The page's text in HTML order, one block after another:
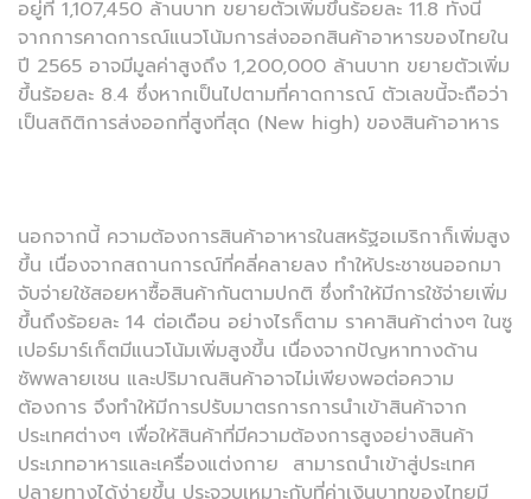
อยู่ที่ 1,107,450 ล้านบาท ขยายตัวเพิ่มขึ้นร้อยละ 11.8 ทั้งนี้
จากการคาดการณ์แนวโน้มการส่งออกสินค้าอาหารของไทยใน
ปี 2565 อาจมีมูลค่าสูงถึง 1,200,000 ล้านบาท ขยายตัวเพิ่ม
ขึ้นร้อยละ 8.4 ซึ่งหากเป็นไปตามที่คาดการณ์ ตัวเลขนี้จะถือว่า
เป็นสถิติการส่งออกที่สูงที่สุด (New high) ของสินค้าอาหาร
นอกจากนี้ ความต้องการสินค้าอาหารในสหรัฐอเมริกาก็เพิ่มสูง
ขึ้น เนื่องจากสถานการณ์ที่คลี่คลายลง ทำให้ประชาชนออกมา
จับจ่ายใช้สอยหาซื้อสินค้ากันตามปกติ ซึ่งทำให้มีการใช้จ่ายเพิ่ม
ขึ้นถึงร้อยละ 14 ต่อเดือน อย่างไรก็ตาม ราคาสินค้าต่างๆ ในซู
เปอร์มาร์เก็ตมีแนวโน้มเพิ่มสูงขึ้น เนื่องจากปัญหาทางด้าน
ซัพพลายเชน และปริมาณสินค้าอาจไม่เพียงพอต่อความ
ต้องการ จึงทำให้มีการปรับมาตรการการนำเข้าสินค้าจาก
ประเทศต่างๆ เพื่อให้สินค้าที่มีความต้องการสูงอย่างสินค้า
ประเภทอาหารและเครื่องแต่งกาย สามารถนำเข้าสู่ประเทศ